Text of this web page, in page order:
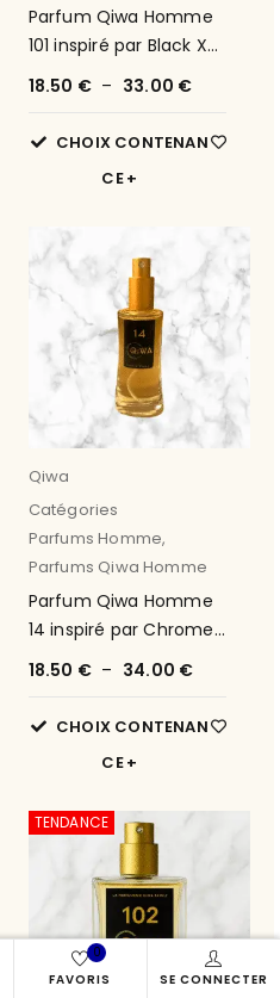
Parfum Qiwa Homme
101 inspiré par Black XS
de Paco Rabanne
18.50 € – 33.00 €
CHOIX CONTENAN
CE
Qiwa
Catégories
Parfums Homme,
Parfums Qiwa Homme
Parfum Qiwa Homme
14 inspiré par Chrome
de Azzaro
18.50 € – 34.00 €
CHOIX CONTENAN
CE
TENDANCE
FAVORIS
0
SE CONNECTER